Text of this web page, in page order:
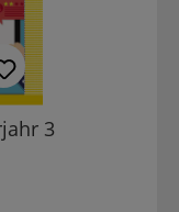
3